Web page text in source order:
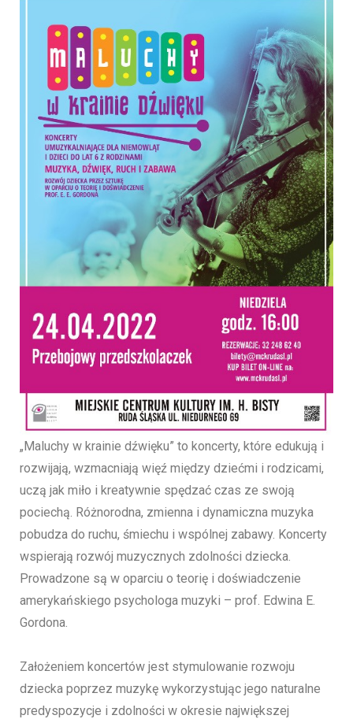
„Maluchy w krainie dźwięku” to koncerty, które edukują i
rozwijają, wzmacniają więź między dziećmi i rodzicami,
uczą jak miło i kreatywnie spędzać czas ze swoją
pociechą. Różnorodna, zmienna i dynamiczna muzyka
pobudza do ruchu, śmiechu i wspólnej zabawy. Koncerty
wspierają rozwój muzycznych zdolności dziecka.
Prowadzone są w oparciu o teorię i doświadczenie
amerykańskiego psychologa muzyki – prof. Edwina E.
Gordona.
Założeniem koncertów jest stymulowanie rozwoju
dziecka poprzez muzykę wykorzystując jego naturalne
predyspozycje i zdolności w okresie największej